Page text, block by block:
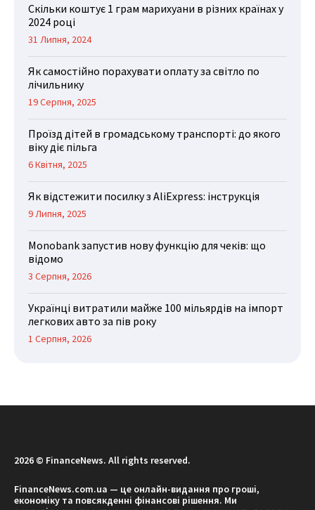
Скільки коштує 1 грам марихуани в різних країнах у
2024 році
31 Липня, 2024
Як самостійно порахувати оплату за світло по
лічильнику
19 Серпня, 2025
Проїзд дітей в громадському транспорті: до якого
віку діє пільга
6 Квітня, 2025
Як відстежити посилку з AliExpress: інструкція
9 Липня, 2025
Monobank запустив нову функцію для чеків: що
відомо
3 Серпня, 2026
Українці витратили майже 100 мільярдів на імпорт
легкових авто за пів року
1 Серпня, 2026
2026 © FinanceNews. All rights reserved.
FinanceNews.com.ua — це онлайн-видання про гроші,
економіку та повсякденні фінансові рішення. Ми